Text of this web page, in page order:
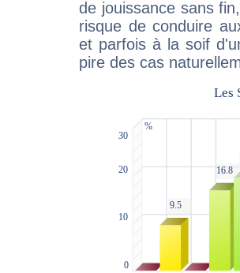
de jouissance sans
risque de conduire
et parfois à la soif
pire des cas